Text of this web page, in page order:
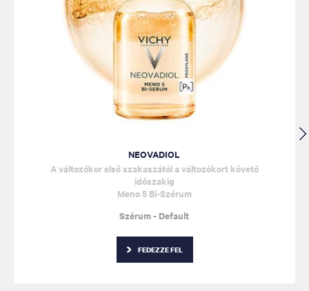
NEOVADIOL
A változókor első szakaszától a változókort követő
időszakig
Meno 5 Bi-Szérum
Szérum - Default
FEDEZZE FEL